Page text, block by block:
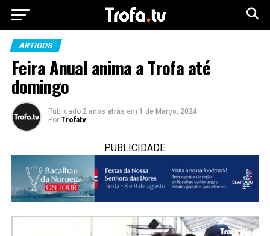
ARTIGOS
Feira Anual anima a Trofa até
domingo
Publicado 2 anos atrás em 1 de Março, 2024
Por Trofatv
PUBLICIDADE